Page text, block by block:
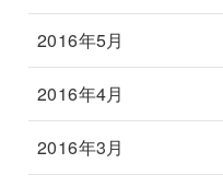
2016年5月
2016年4月
2016年3月